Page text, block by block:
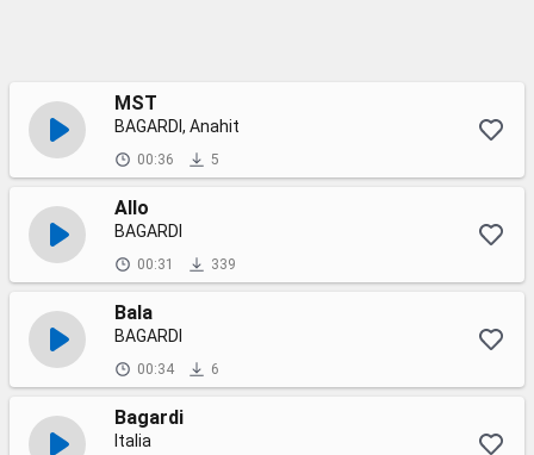
MST
BAGARDI, Anahit
00:36 5
Allo
BAGARDI
00:31 339
Bala
BAGARDI
00:34 6
Bagardi
Italia